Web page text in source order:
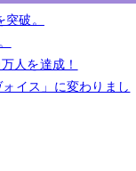
破。
人を達成！
イス」に変わりまし